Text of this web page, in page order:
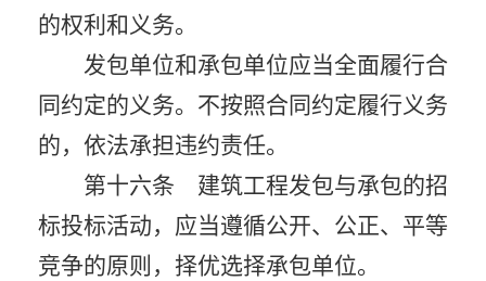
的权利和义务。
发包单位和承包单位应当全面履行合
同约定的义务。不按照合同约定履行义务
的，依法承担违约责任。
第十六条 建筑工程发包与承包的招
标投标活动，应当遵循公开、公正、平等
竞争的原则，择优选择承包单位。